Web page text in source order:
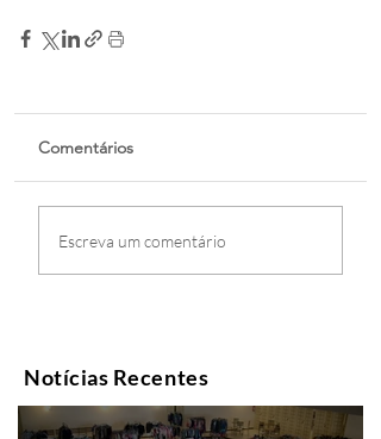
Comentários
Escreva um comentário
Notícias Recentes